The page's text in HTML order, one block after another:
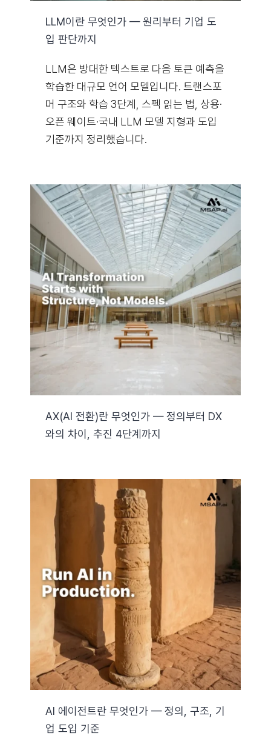
LLM이란 무엇인가 — 원리부터 기업 도
입 판단까지
LLM은 방대한 텍스트로 다음 토큰 예측을
학습한 대규모 언어 모델입니다. 트랜스포
머 구조와 학습 3단계, 스펙 읽는 법, 상용·
오픈 웨이트·국내 LLM 모델 지형과 도입
기준까지 정리했습니다.
AX(AI 전환)란 무엇인가 — 정의부터 DX
와의 차이, 추진 4단계까지
AI 에이전트란 무엇인가 — 정의, 구조, 기
업 도입 기준